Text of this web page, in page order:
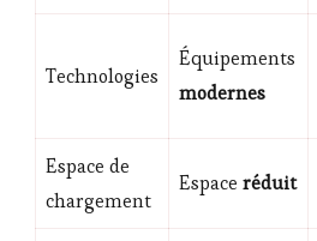
Technologies
Équipements
modernes
Espace de
chargement
Espace réduit